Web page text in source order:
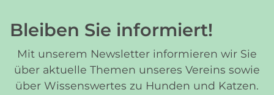
Bleiben Sie informiert!
Mit unserem Newsletter informieren wir Sie
über aktuelle Themen unseres Vereins sowie
über Wissenswertes zu Hunden und Katzen.